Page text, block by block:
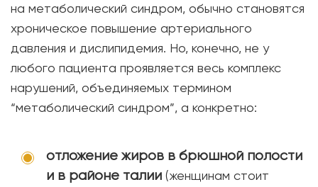
на метаболический синдром, обычно становятся
хроническое повышение артериального
давления и дислипидемия. Но, конечно, не у
любого пациента проявляется весь комплекс
нарушений, объединяемых термином
“метаболический синдром”, а конкретно:
отложение жиров в брюшной полости
и в районе талии (женщинам стоит